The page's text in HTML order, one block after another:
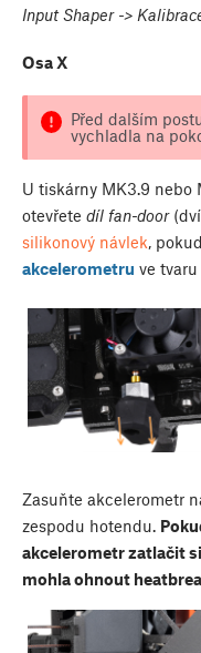
Input Shaper ->
Osa X
Před dalším
vychladla na
U tiskárny MK3.9 nebo
otevřete díl fan-door
silikonový návlek,
akcelerometru ve
Zasuňte akcelerometr
zespodu hotendu.
akcelerometr zatlačit
mohla ohnout